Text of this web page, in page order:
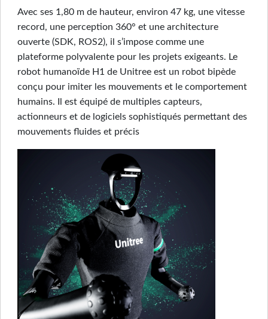
Avec ses 1,80 m de hauteur, environ 47 kg, une vitesse
record, une perception 360° et une architecture
ouverte (SDK, ROS2), il s’impose comme une
plateforme polyvalente pour les projets exigeants. Le
robot humanoïde H1 de Unitree est un robot bipède
conçu pour imiter les mouvements et le comportement
humains. Il est équipé de multiples capteurs,
actionneurs et de logiciels sophistiqués permettant des
mouvements fluides et précis